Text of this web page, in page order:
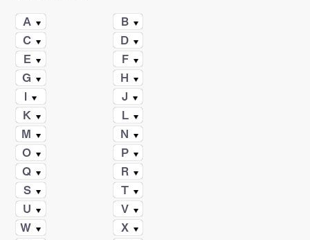
A
B
C
D
E
F
G
H
J
K
M
N
O
P
Q
R
S
T
U
V
W
X